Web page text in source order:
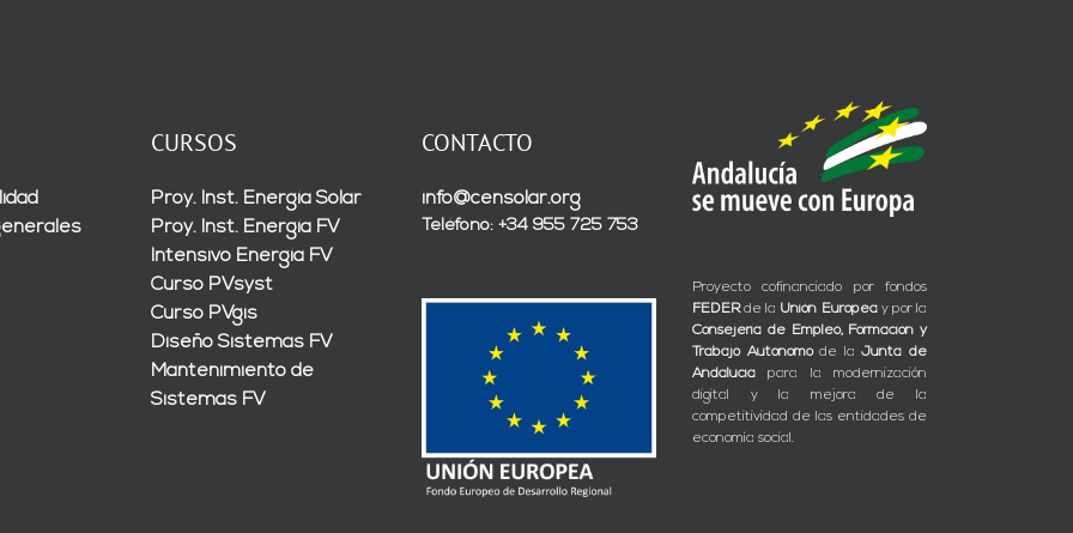
CURSOS
Proy. Inst. Energía Solar
Proy. Inst. Energía FV
Intensivo Energía FV
Curso PVsyst
Curso PVgis
Diseño Sistemas FV
Mantenimiento de
Sistemas FV
CONTACTO
info@censolar.org
Teléfono: +34 955 725 753
Proyecto cofinanciado por fondos
FEDERde la Unión Europeay por la
Consejería de Empleo, Formación y
Trabajo Autónomode laJunta de
Andalucía para la modernización
digital y la mejora de la
competitividad de las entidades de
economía social.